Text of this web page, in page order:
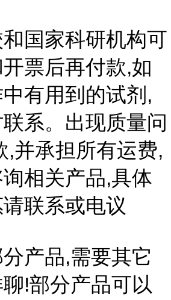
国家科研机构可
票后再付款,如
有用到的试剂,
系。出现质量问
,并承担所有运费,
相关产品,具体
联系或电议
产品,需要其它
!部分产品可以